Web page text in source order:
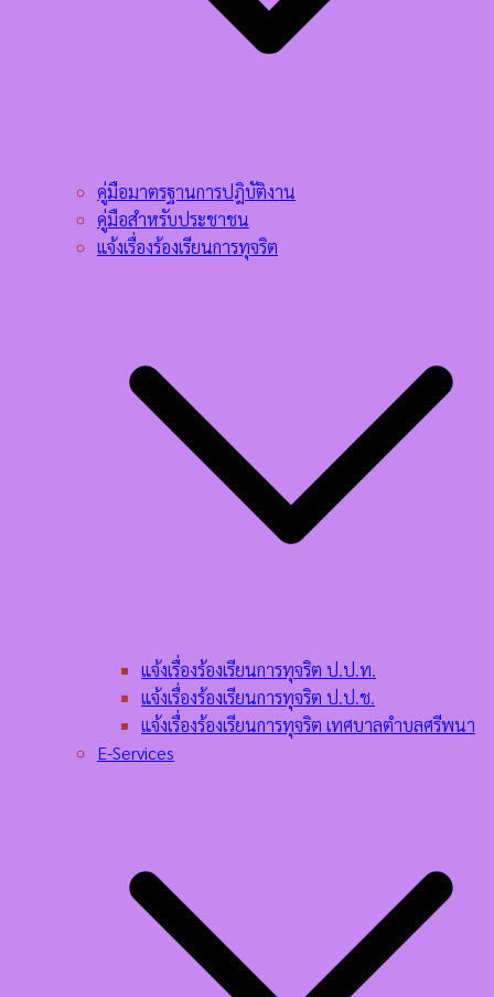
คู่มือมาตรฐานการปฎิบัติงาน
คู่มือสำหรับประชาชน
แจ้งเรื่องร้องเรียนการทุจริต
แจ้งเรื่องร้องเรียนการทุจริต ป.ป.ท.
แจ้งเรื่องร้องเรียนการทุจริต ป.ป.ช.
แจ้งเรื่องร้องเรียนการทุจริต เทศบาลตำบลศรีพนา
E-Services